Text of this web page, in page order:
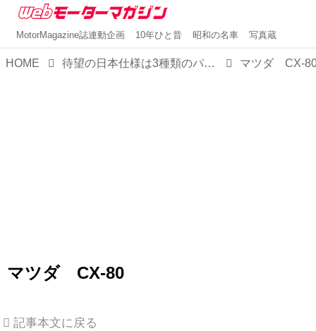
MotorMagazine誌連動企画 10年ひと昔 昭和の名車 写真蔵
HOME 待望の日本仕様は3種類のパワートレインで決定！マツダの新フラッグシップSUV「CX-80」はどこが新しい？ マツダ CX-
マツダ CX-80
記事本文に戻る